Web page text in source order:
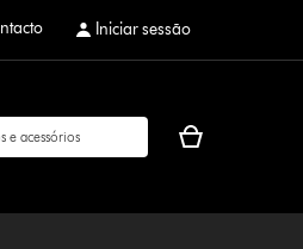
Iniciar sessão
O
de